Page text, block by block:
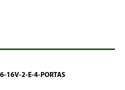
16V-2-E-4-PORTAS